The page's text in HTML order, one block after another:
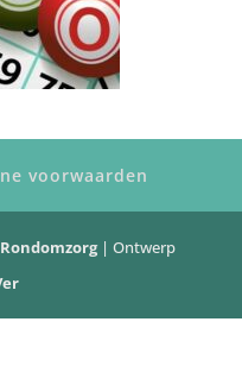
voorwaarden
Rondomzorg | Ontwerp